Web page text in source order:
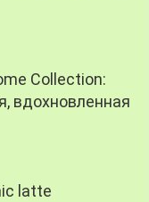
Collection:
вдохновленная
latte